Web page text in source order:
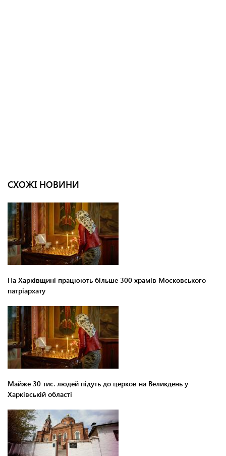
СХОЖІ НОВИНИ
На Харківщині працюють більше 300 храмів Московського
патріархату
Майже 30 тис. людей підуть до церков на Великдень у
Харківській області